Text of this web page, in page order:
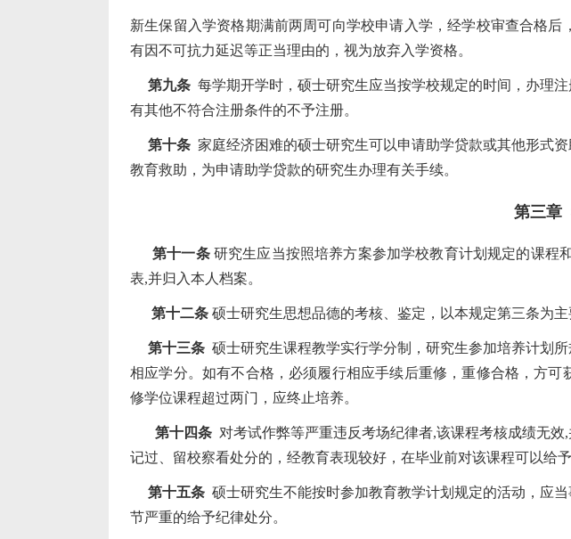
新生保留入学资格期满前两周可向学校申请入学，经学校审查合格
有因不可抗力延迟等正当理由的，视为放弃入学资格。
第九条 每学期开学时，硕士研究生应当按学校规定的时间，办理
有其他不符合注册条件的不予注册。
第十条 家庭经济困难的硕士研究生可以申请助学贷款或其他形式
教育救助，为申请助学贷款的研究生办理有关手续。
第三章
第十一条研究生应当按照培养方案参加学校教育计划规定的课程
表,并归入本人档案。
第十二条 硕士研究生思想品德的考核、鉴定，以本规定第三条为
第十三条 硕士研究生课程教学实行学分制，研究生参加培养计划
相应学分。如有不合格，必须履行相应手续后重修，重修合格，方
修学位课程超过两门，应终止培养。
第十四条 对考试作弊等严重违反考场纪律者,该课程考核成绩无效,
记过、留校察看处分的，经教育表现较好，在毕业前对该课程可以给予
第十五条 硕士研究生不能按时参加教育教学计划规定的活动，应
节严重的给予纪律处分。